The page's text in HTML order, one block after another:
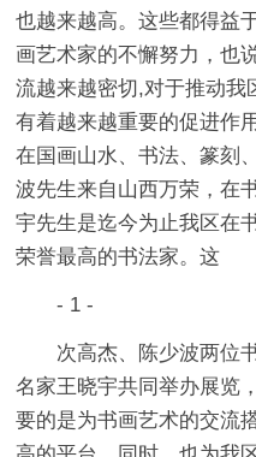
也越来越高。这些都得益
画艺术家的不懈努力，也
流越来越密切,对于推动我
有着越来越重要的促进作
在国画山水、书法、篆刻
波先生来自山西万荣，在
宇先生是迄今为止我区在
荣誉最高的书法家。这
- 1 -
次高杰、陈少波两位
名家王晓宇共同举办展览
要的是为书画艺术的交流